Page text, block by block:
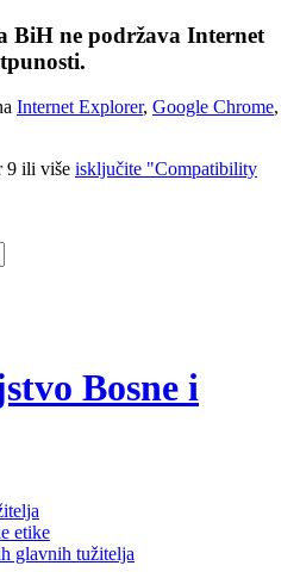
BiH ne podržava Internet
Internet Explorer, Google Chrome,
9 ili više isključite "Compatibility
Bosne i
etike
glavnih tužitelja